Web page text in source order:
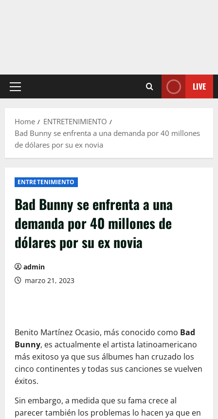
Primary
LIVE
Home
ENTRETENIMIENTO
Bad Bunny se enfrenta a una demanda por 40 millones
de dólares por su ex novia
ENTRETENIMIENTO
Bad Bunny se enfrenta a una
demanda por 40 millones de
dólares por su ex novia
admin
marzo 21, 2023
Benito Martínez Ocasio, más conocido como Bad
Bunny, es actualmente el artista latinoamericano
más exitoso ya que sus álbumes han cruzado los
cinco continentes y todas sus canciones se vuelven
éxitos.
Sin embargo, a medida que su fama crece al
parecer también los problemas lo hacen ya que en